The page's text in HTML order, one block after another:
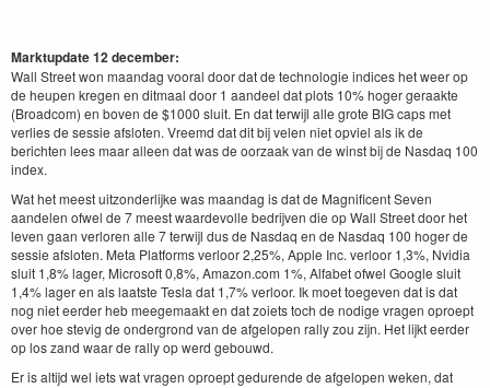
Marktupdate 12 december:
Wall Street won maandag vooral door dat de technologie indices het weer op
de heupen kregen en ditmaal door 1 aandeel dat plots 10% hoger geraakte
(Broadcom) en boven de $1000 sluit. En dat terwijl alle grote BIG caps met
verlies de sessie afsloten. Vreemd dat dit bij velen niet opviel als ik de
berichten lees maar alleen dat was de oorzaak van de winst bij de Nasdaq 100
index.
Wat het meest uitzonderlijke was maandag is dat de Magnificent Seven
aandelen ofwel de 7 meest waardevolle bedrijven die op Wall Street door het
leven gaan verloren alle 7 terwijl dus de Nasdaq en de Nasdaq 100 hoger de
sessie afsloten. Meta Platforms verloor 2,25%, Apple Inc. verloor 1,3%, Nvidia
sluit 1,8% lager, Microsoft 0,8%, Amazon.com 1%, Alfabet ofwel Google sluit
1,4% lager en als laatste Tesla dat 1,7% verloor. Ik moet toegeven dat is dat
nog niet eerder heb meegemaakt en dat zoiets toch de nodige vragen oproept
over hoe stevig de ondergrond van de afgelopen rally zou zijn. Het lijkt eerder
op los zand waar de rally op werd gebouwd.
Er is altijd wel iets wat vragen oproept gedurende de afgelopen weken, dat